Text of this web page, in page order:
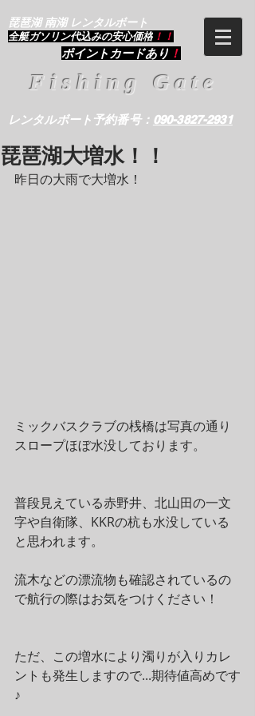
琵琶湖 南湖 レンタルボート
​全艇ガソリン代込みの安心価格 ！！
ポイントカードあり ！
Fishing Gate
レンタルボート予約番号： 090-3827-2931
琵琶湖大増水！！
昨日の大雨で大増水！
ミックバスクラブの桟橋は写真の通り
スロープほぼ水没しております。
普段見えている赤野井、北山田の一文
字や自衛隊、KKRの杭も水没している
と思われます。
流木などの漂流物も確認されているの
で航行の際はお気をつけください！
ただ、この増水により濁りが入りカレ
ントも発生しますので...期待値高めです
♪